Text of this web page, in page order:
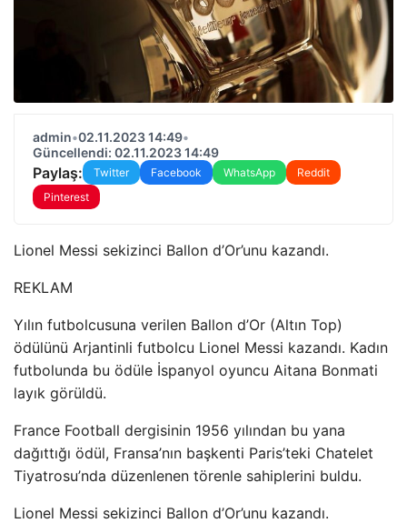
admin•02.11.2023 14:49•
Güncellendi: 02.11.2023 14:49
Paylaş: Twitter Facebook WhatsApp
Reddit
Pinterest
Lionel Messi sekizinci Ballon d’Or’unu kazandı.
REKLAM
Yılın futbolcusuna verilen Ballon d’Or (Altın Top)
ödülünü Arjantinli futbolcu Lionel Messi kazandı. Kadın
futbolunda bu ödüle İspanyol oyuncu Aitana Bonmati
layık görüldü.
France Football dergisinin 1956 yılından bu yana
dağıttığı ödül, Fransa’nın başkenti Paris’teki Chatelet
Tiyatrosu’nda düzenlenen törenle sahiplerini buldu.
Lionel Messi sekizinci Ballon d’Or’unu kazandı.